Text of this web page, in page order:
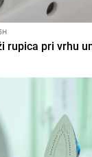
rupica pri vrhu